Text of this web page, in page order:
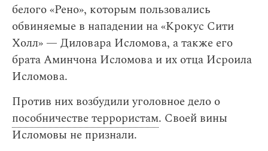
белого «Рено», которым пользовались
обвиняемые в нападении на «Крокус Сити
Холл» — Диловара Исломова, а также его
брата Аминчона Исломова и их отца Исроила
Исломова.
Против них возбудили уголовное дело о
пособничестве террористам. Своей вины
Исломовы не признали.